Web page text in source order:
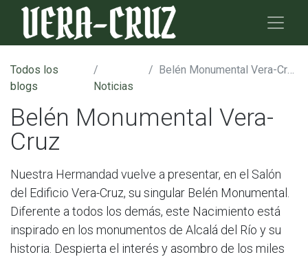
Todos los
blogs
Noticias
Belén Monumental Vera-Cruz
Belén Monumental Vera-
Cruz
Nuestra Hermandad vuelve a presentar, en el Salón
del Edificio Vera-Cruz, su singular Belén Monumental.
Diferente a todos los demás, este Nacimiento está
inspirado en los monumentos de Alcalá del Río y su
historia. Despierta el interés y asombro de los miles